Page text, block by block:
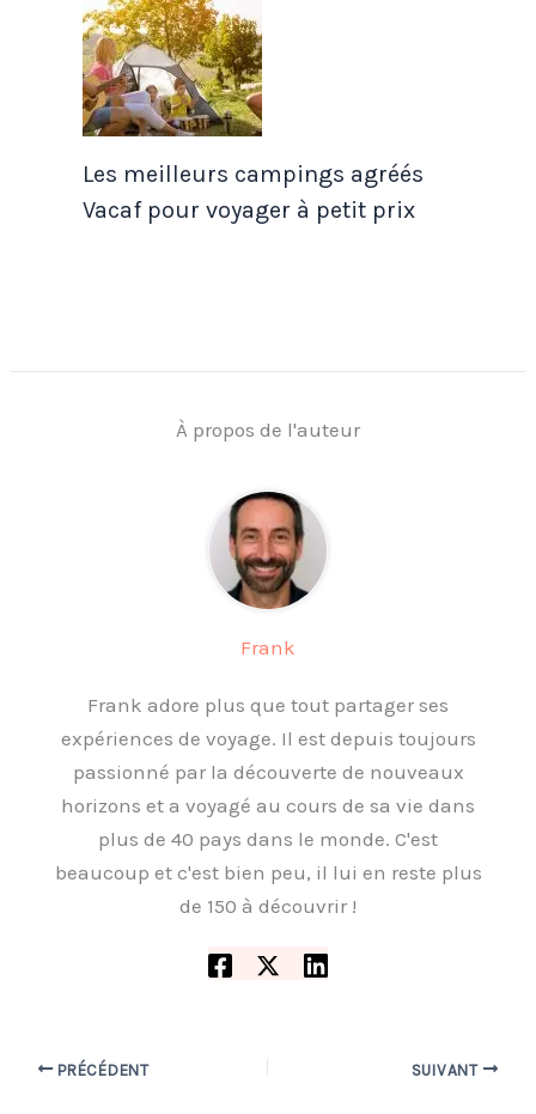
Les meilleurs campings agréés
Vacaf pour voyager à petit prix
À propos de l'auteur
Frank
Frank adore plus que tout partager ses
expériences de voyage. Il est depuis toujours
passionné par la découverte de nouveaux
horizons et a voyagé au cours de sa vie dans
plus de 40 pays dans le monde. C'est
beaucoup et c'est bien peu, il lui en reste plus
de 150 à découvrir !
PRÉCÉDENT SUIVANT